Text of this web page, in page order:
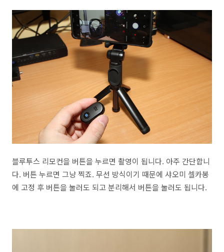
블루투스 리모컨을 버튼을 누르면 촬영이 됩니다. 아주 간단합니
다. 버튼 누르면 그냥 찍죠. 무선 방식이기 때문에 샤오미 셀카봉
에 고정 후 버튼을 눌러도 되고 분리해서 버튼을 눌러도 됩니다.